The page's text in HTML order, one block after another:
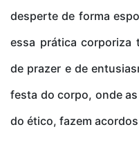
desperte de forma
essa prática corporiza
de prazer e de
festa do corpo, onde
do ético, fazem